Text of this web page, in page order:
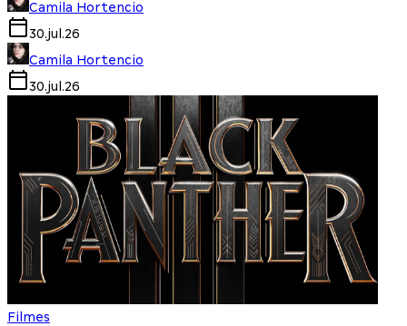
Camila Hortencio
30.jul.26
Camila Hortencio
30.jul.26
Filmes